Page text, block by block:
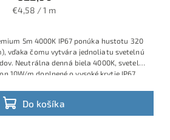
€4,58 / 1 m
Do košíka
5m 4000K IP67 ponúka hustotu 320
vďaka čomu vytvára jednoliatu svetelnú
Neutrálna denná biela 4000K, svetelný
10W/m doplnené o vysoké krytie IP67,
a iné vlhké prostredia.